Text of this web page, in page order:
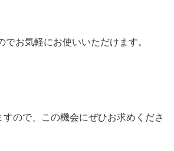
でお気軽にお使いいただけます。
ので、この機会にぜひお求めくださ